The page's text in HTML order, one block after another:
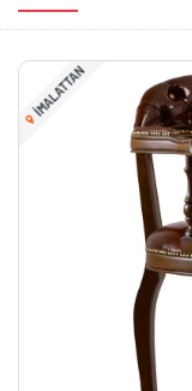
IMALATTAN